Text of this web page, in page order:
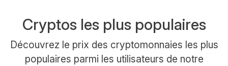
Cryptos les plus populaires
Découvrez le prix des cryptomonnaies les plus
populaires parmi les utilisateurs de notre